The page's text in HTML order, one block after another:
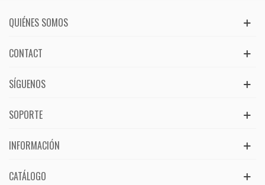
QUIÉNES SOMOS
CONTACT
SÍGUENOS
SOPORTE
INFORMACIÓN
CATÁLOGO